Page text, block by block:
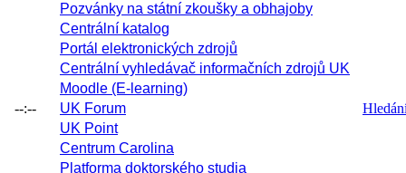
--:--
Pozvánky na státní zkoušky a obhajoby
Centrální katalog
Portál elektronických zdrojů
Centrální vyhledávač informačních zdrojů UK
Moodle (E-learning)
UK Forum
UK Point
Centrum Carolina
Platforma doktorského studia